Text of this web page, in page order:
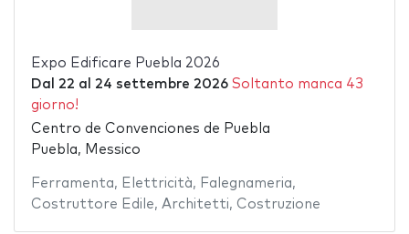
Expo Edificare Puebla 2026
Dal 22 al 24 settembre 2026 Soltanto manca 43
giorno!
Centro de Convenciones de Puebla
Puebla, Messico
Ferramenta, Elettricità, Falegnameria,
Costruttore Edile, Architetti, Costruzione